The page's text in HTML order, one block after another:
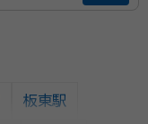
板東駅